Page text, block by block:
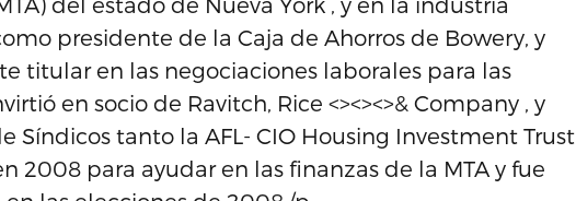
presidente de la Caja de Ahorros de Bowery, y
titular en las negociaciones laborales para las
en socio de Ravitch, Rice <><><>& Company , y
Síndicos tanto la AFL- CIO Housing Investment Trust
2008 para ayudar en las finanzas de la MTA y fue